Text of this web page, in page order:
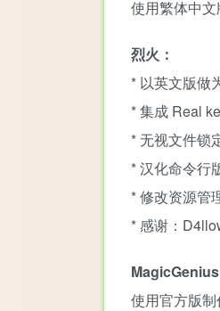
使用繁体中文
烈火：
* 以英文版做
* 集成 Real
* 无视文件锁
* 汉化命令行
* 修改资源管
* 感谢：
MagicGenius
使用官方版制